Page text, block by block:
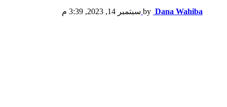
by Dana Wahiba سبتمبر 14, 2023, 3:39 م